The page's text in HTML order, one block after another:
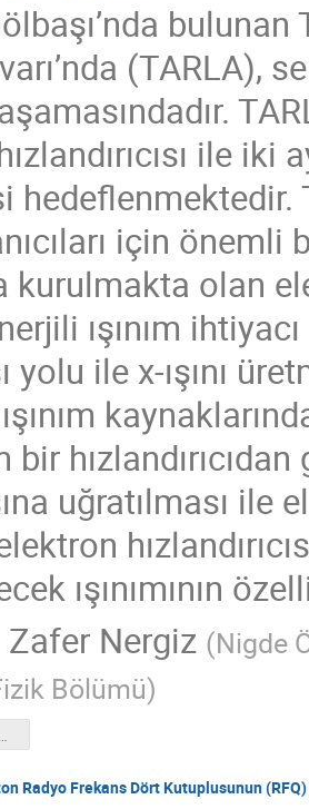
bulunan
(TARLA),
ile iki
hedeflenmektedir.
için
kurulmakta olan
ışınım
yolu ile x-ışını
bir
uğratılması ile
ışınımının
Zafer Nergiz (Nigde
Bölümü)
Zafer_Nergiz_ComptonKasım2021.pdf
Radyo Frekans Dört Kutuplusunun